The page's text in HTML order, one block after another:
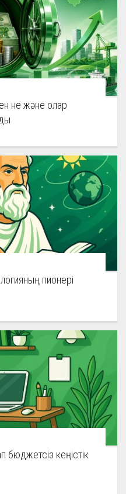
не және олар
пионері
кеңістік